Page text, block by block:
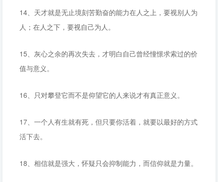
14、天才就是无止境刻苦勤奋的能力在人之上，要视别人为
人；在人之下，要视自己为人。
15、灰心之余的再次失去，才明白自己曾经憧憬求索过的价
值与意义。
16、只对攀登它而不是仰望它的人来说才有真正意义。
17、一个人有生就有死，但只要你活着，就要以最好的方式
活下去。
18、相信就是强大，怀疑只会抑制能力，而信仰就是力量。